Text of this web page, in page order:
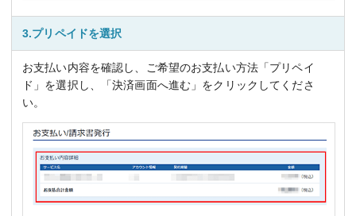
3.プリペイドを選択
お支払い内容を確認し、ご希望のお支払い方法「プリペイ
ド」を選択し、「決済画面へ進む」をクリックしてくださ
い。